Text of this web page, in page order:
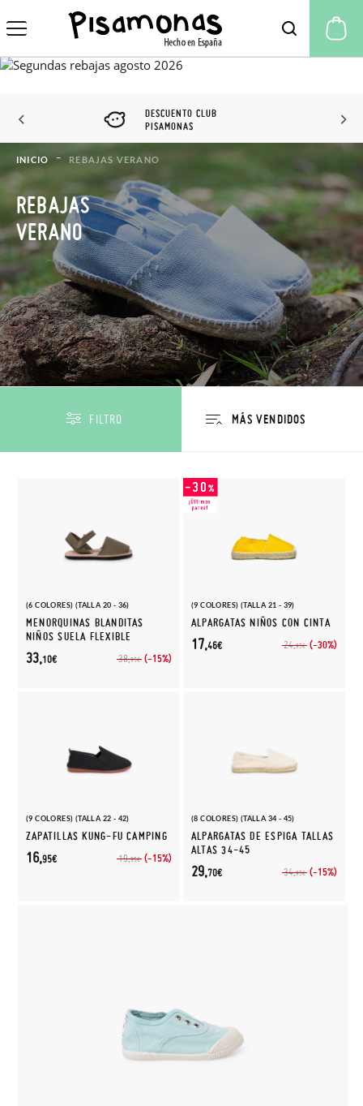
DESCUENTO CLUB
PISAMONAS
INICIO REBAJAS VERANO
REBAJAS
VERANO
FILTRO
(6 COLORES) (TALLA 20 - 36)
MENORQUINAS BLANDITAS
NIÑOS SUELA FLEXIBLE
38,95€ (-15%)
33,10€
(9 COLORES) (TALLA 21 - 39)
ALPARGATAS NIÑOS CON CINTA
24,95€ (-30%)
17,46€
(9 COLORES) (TALLA 22 - 42)
ZAPATILLAS KUNG-FU CAMPING
19,95€ (-15%)
16,95€
(8 COLORES) (TALLA 34 - 45)
ALPARGATAS DE ESPIGA TALLAS
ALTAS 34-45
34,95€ (-15%)
29,70€